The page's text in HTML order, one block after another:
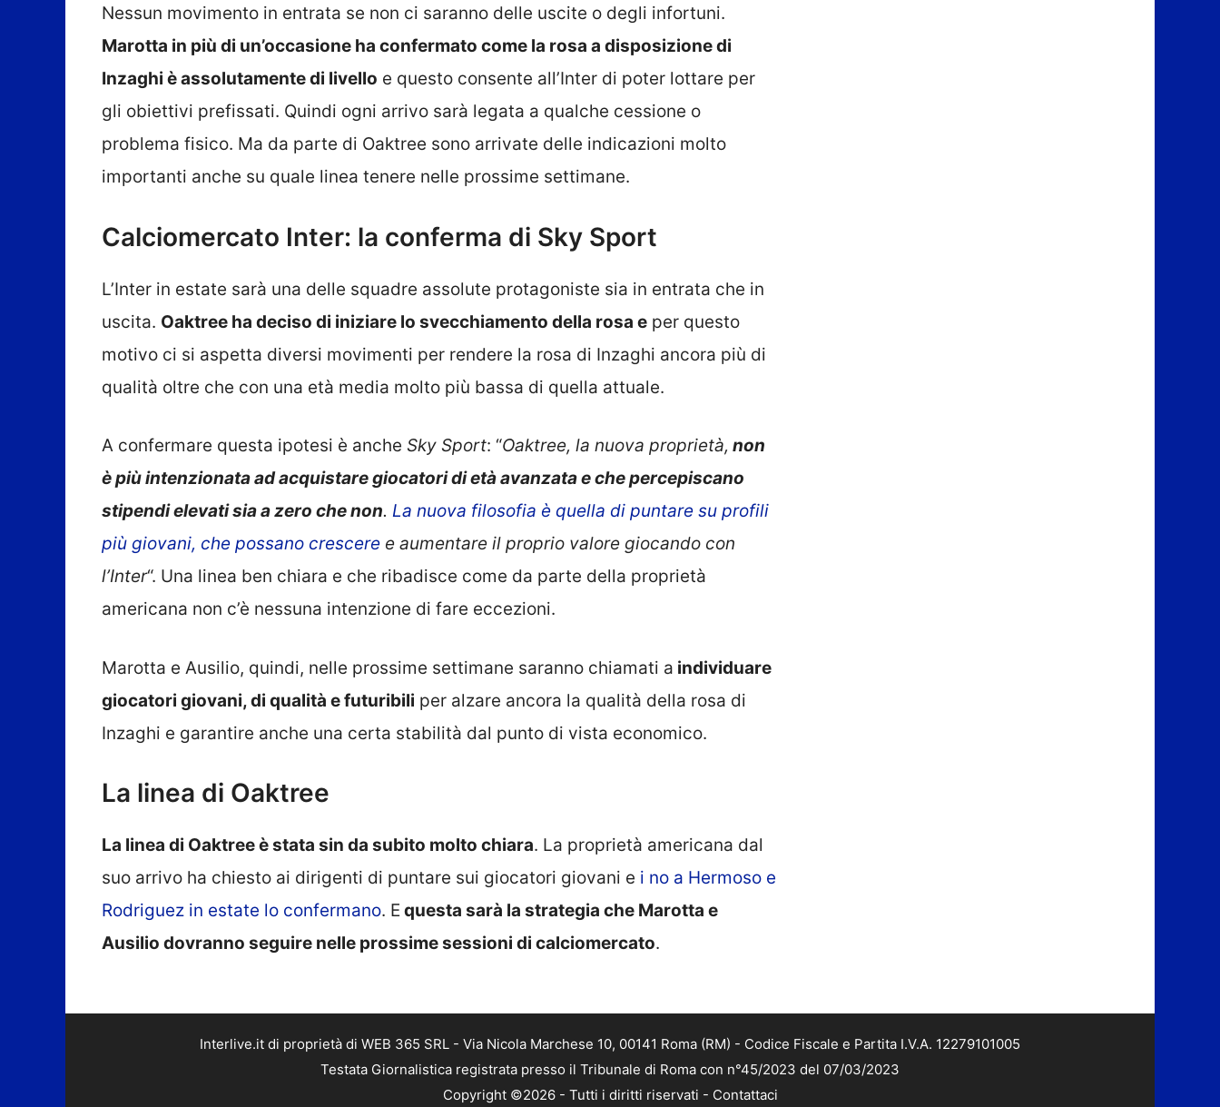
Nessun movimento in entrata se non ci saranno delle uscite o degli infortuni.
Marotta in più di un’occasione ha confermato come la rosa a disposizione di
Inzaghi è assolutamente di livello e questo consente all’Inter di poter lottare per
gli obiettivi prefissati. Quindi ogni arrivo sarà legata a qualche cessione o
problema fisico. Ma da parte di Oaktree sono arrivate delle indicazioni molto
importanti anche su quale linea tenere nelle prossime settimane.
Calciomercato Inter: la conferma di Sky Sport
L’Inter in estate sarà una delle squadre assolute protagoniste sia in entrata che in
uscita. Oaktree ha deciso di iniziare lo svecchiamento della rosa e per questo
motivo ci si aspetta diversi movimenti per rendere la rosa di Inzaghi ancora più di
qualità oltre che con una età media molto più bassa di quella attuale.
A confermare questa ipotesi è anche Sky Sport: “Oaktree, la nuova proprietà, non
è più intenzionata ad acquistare giocatori di età avanzata e che percepiscano
stipendi elevati sia a zero che non. La nuova filosofia è quella di puntare su profili
più giovani, che possano crescere e aumentare il proprio valore giocando con
l’Inter“. Una linea ben chiara e che ribadisce come da parte della proprietà
americana non c’è nessuna intenzione di fare eccezioni.
Marotta e Ausilio, quindi, nelle prossime settimane saranno chiamati a individuare
giocatori giovani, di qualità e futuribili per alzare ancora la qualità della rosa di
Inzaghi e garantire anche una certa stabilità dal punto di vista economico.
La linea di Oaktree
La linea di Oaktree è stata sin da subito molto chiara. La proprietà americana dal
suo arrivo ha chiesto ai dirigenti di puntare sui giocatori giovani e i no a Hermoso e
Rodriguez in estate lo confermano. Equesta sarà la strategia che Marotta e
Ausilio dovranno seguire nelle prossime sessioni di calciomercato.
Interlive.it di proprietà di WEB 365 SRL - Via Nicola Marchese 10, 00141 Roma (RM) - Codice Fiscale e Partita I.V.A. 12279101005
Testata Giornalistica registrata presso il Tribunale di Roma con n°45/2023 del 07/03/2023
Copyright ©2026 - Tutti i diritti riservati - Contattaci